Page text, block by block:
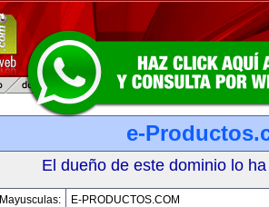
e-
El dueño de este dominio lo
Mayusculas:
E-PRODUCTOS.COM